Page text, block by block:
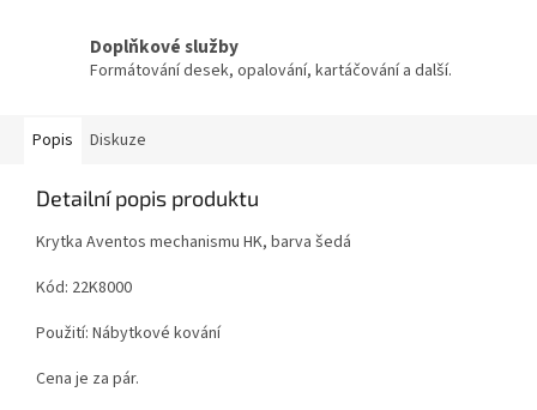
Doplňkové služby
Formátování desek, opalování, kartáčování a další.
Popis Diskuze
Detailní popis produktu
Krytka Aventos mechanismu HK, barva šedá
Kód: 22K8000
Použití: Nábytkové kování
Cena je za pár.